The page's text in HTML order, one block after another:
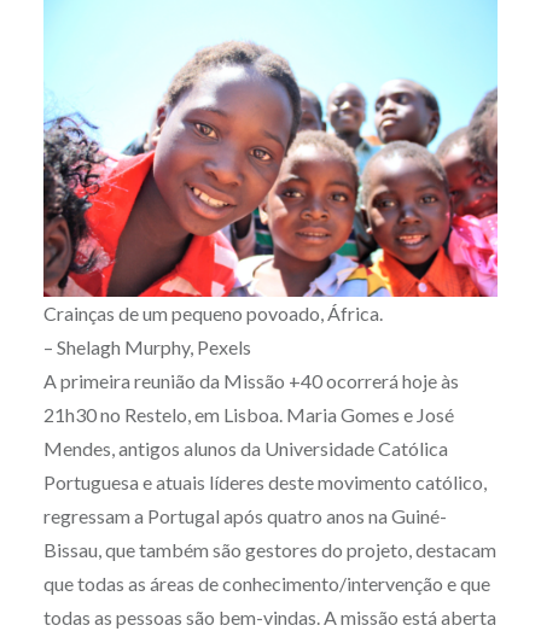
Crainças de um pequeno povoado, África.
– Shelagh Murphy, Pexels
A primeira reunião da Missão +40 ocorrerá hoje às
21h30 no Restelo, em Lisboa. Maria Gomes e José
Mendes, antigos alunos da Universidade Católica
Portuguesa e atuais líderes deste movimento católico,
regressam a Portugal após quatro anos na Guiné-
Bissau, que também são gestores do projeto, destacam
que todas as áreas de conhecimento/intervenção e que
todas as pessoas são bem-vindas. A missão está aberta